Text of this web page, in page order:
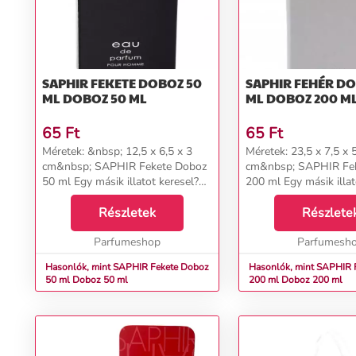
SAPHIR FEKETE DOBOZ 50
ML DOBOZ 50 ML
65 Ft
Méretek: &nbsp; 12,5 x 6,5 x 3
cm&nbsp; SAPHIR Fekete Doboz
50 ml Egy másik illatot keresel?
Nézd meg az ÁTALAKÍTÓ-ban! ...
Részletek
Parfumeshop
Hasonlók, mint SAPHIR Fekete Doboz
50 ml Doboz 50 ml
SAPHIR FEHÉR
ML DOBOZ 200
65 Ft
Méretek: 23,5 x 7,5 x
cm&nbsp; SAPHIR
200 ml Egy másik illatot keresel?
Nézd meg az
Hasonlók, mint SAPHIR
200 ml Doboz 200 ml